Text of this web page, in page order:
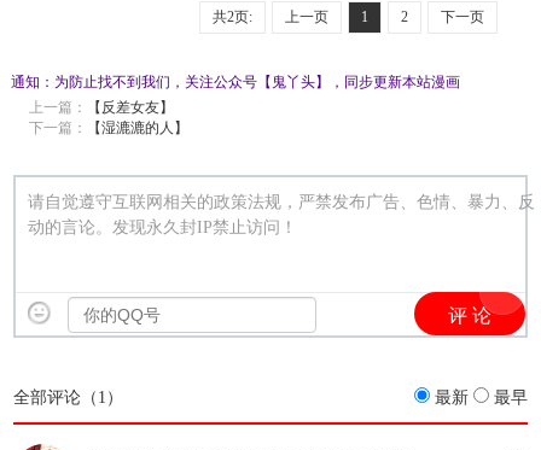
共2页: 上一页 1 2 下一页
通知：为防止找不到我们，关注公众号【鬼丫头】，同步更新本站漫画
上一篇：
【反差女友】
下一篇：
【湿漉漉的人】
请自觉遵守互联网相关的政策法规，严禁发布广告、色情、暴力、反
动的言论。发现永久封IP禁止访问！
全部评论（ 1 ） 最新 最早